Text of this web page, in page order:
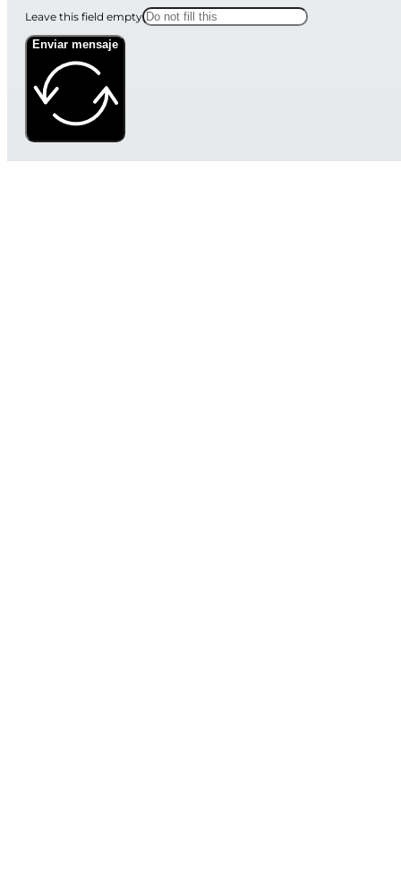
Leave this field empty
Enviar mensaje